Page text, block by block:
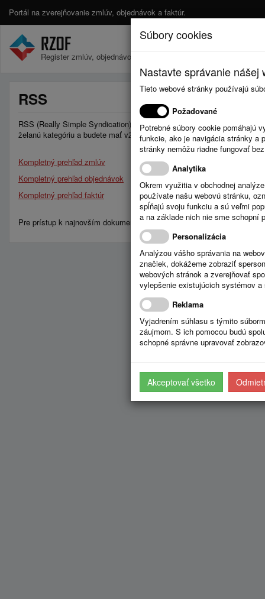
Portál na zverejňovanie zmlúv, objednávok a faktúr.
Register zmlúv, objednávok a faktúr.
RSS
RSS (Really Simple Syndication) je jednoduchý nástroj, ktorý Vám
želanú kategóriu a budete mať vždy aktuálne informácie z tejto oblasti.
Kompletný prehľad zmlúv
Kompletný prehľad objednávok
Kompletný prehľad faktúr
Pre prístup k najnovším dokumentom konkrétnej obce vyberte
Súbory cookies
Nastavte správanie
Tieto webové stránky používajú
Požadované
Potrebné súbory cookie pomáhajú
funkcie, ako je navigácia stránky a
stránky nemôžu riadne fungovať
Analytika
Okrem využitia v obchodnej
používate našu webovú stránku,
spĺňajú svoju funkciu a sú veľmi
a na základe nich nie sme schopní
Personalizácia
Analýzou vášho správania na
značiek, dokážeme zobraziť
webových stránok a zverejňovať
vylepšenie existujúcich systémov
Reklama
Vyjadrením súhlasu s týmito
záujmom. S ich pomocou budú
schopné správne upravovať
Akceptovať všetko